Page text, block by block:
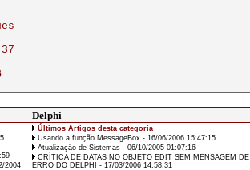
Delphi
2004
Últimos Artigos desta categoria
Usando a função MessageBox - 16/06/2006 15:47:15
Atualização de Sistemas - 06/10/2005 01:07:16
CRÍTICA DE DATAS NO OBJETO EDIT SEM MENSAGEM DE
ERRO DO DELPHI - 17/03/2006 14:58:31